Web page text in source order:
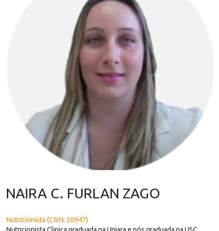
NAIRA C. FURLAN ZAGO
Nutricionista (CRN: 20947)